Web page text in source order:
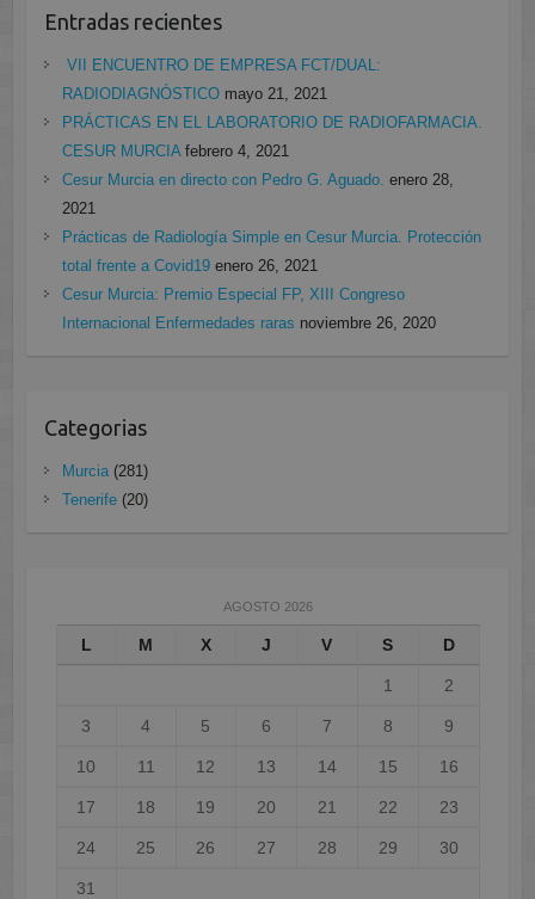
Entradas recientes
VII ENCUENTRO DE EMPRESA FCT/DUAL:
RADIODIAGNÓSTICO mayo 21, 2021
PRÁCTICAS EN EL LABORATORIO DE RADIOFARMACIA.
CESUR MURCIA febrero 4, 2021
Cesur Murcia en directo con Pedro G. Aguado. enero 28,
2021
Prácticas de Radiología Simple en Cesur Murcia. Protección
total frente a Covid19 enero 26, 2021
Cesur Murcia: Premio Especial FP, XIII Congreso
Internacional Enfermedades raras noviembre 26, 2020
Categorias
Murcia(281)
Tenerife(20)
AGOSTO 2026
L M X J V S D
1 2
3 4 5 6 7 8 9
10 11 12 13 14 15 16
17 18 19 20 21 22 23
24 25 26 27 28 29 30
31